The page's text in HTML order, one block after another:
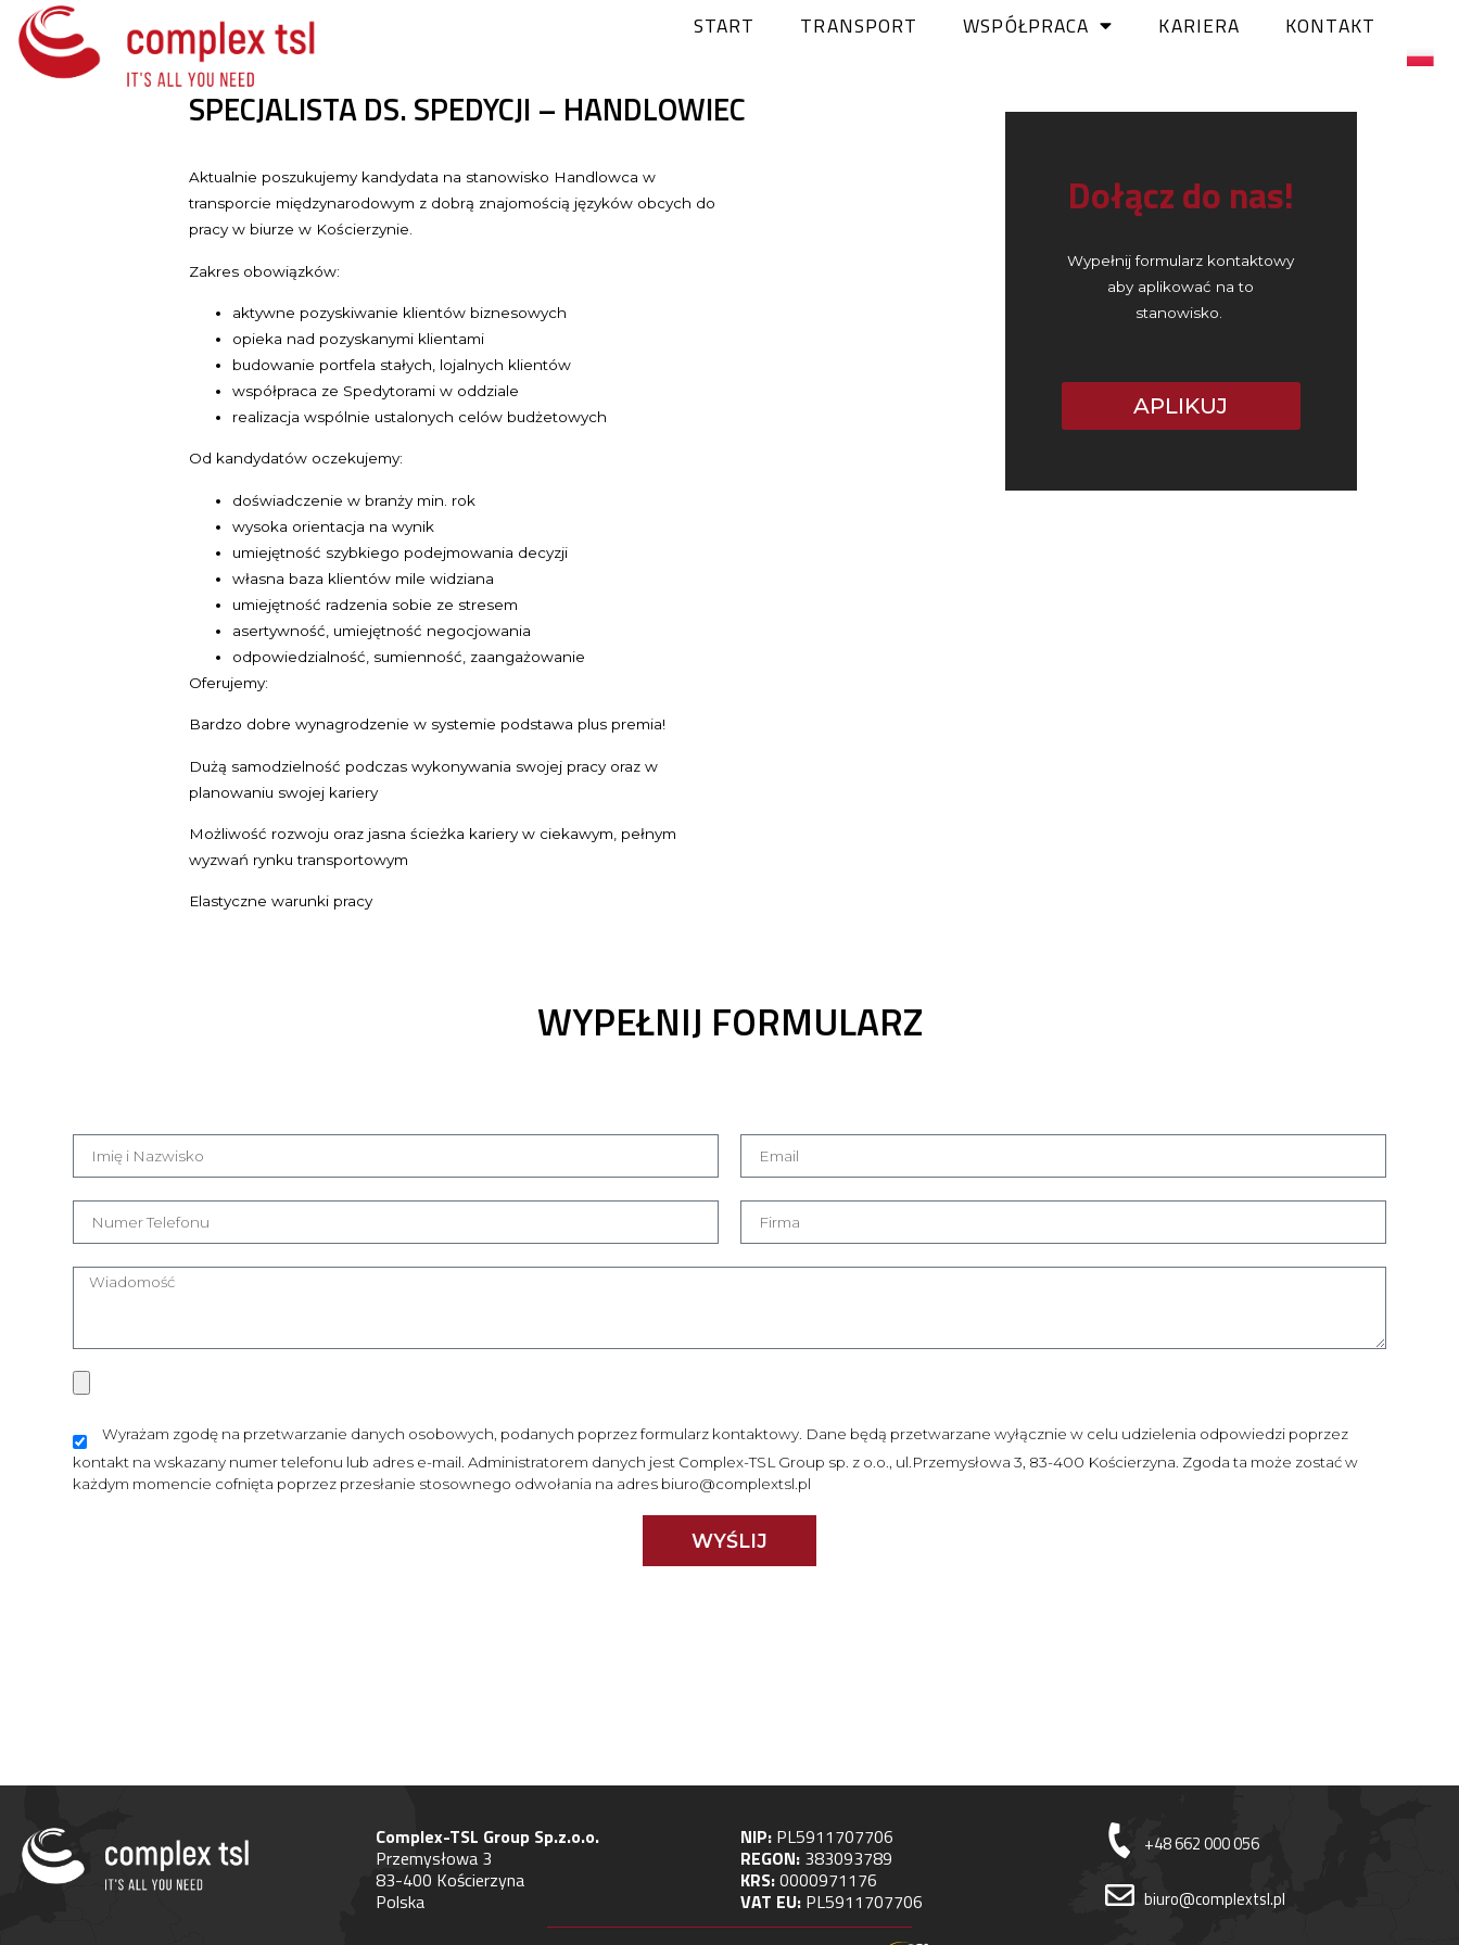
START TRANSPORT WSPÓŁPRACA KARIERA KONTAKT
SPECJALISTA DS. SPEDYCJI – HANDLOWIEC
Aktualnie poszukujemy kandydata na stanowisko Handlowca w
transporcie międzynarodowym z dobrą znajomością języków obcych do
pracy w biurze w Kościerzynie.
Zakres obowiązków:
aktywne pozyskiwanie klientów biznesowych
opieka nad pozyskanymi klientami
budowanie portfela stałych, lojalnych klientów
współpraca ze Spedytorami w oddziale
realizacja wspólnie ustalonych celów budżetowych
Od kandydatów oczekujemy:
doświadczenie w branży min. rok
wysoka orientacja na wynik
umiejętność szybkiego podejmowania decyzji
własna baza klientów mile widziana
umiejętność radzenia sobie ze stresem
asertywność, umiejętność negocjowania
odpowiedzialność, sumienność, zaangażowanie
Oferujemy:
Bardzo dobre wynagrodzenie w systemie podstawa plus premia!
Dużą samodzielność podczas wykonywania swojej pracy oraz w
planowaniu swojej kariery
Możliwość rozwoju oraz jasna ścieżka kariery w ciekawym, pełnym
wyzwań rynku transportowym
Elastyczne warunki pracy
Dołącz do nas!
Wypełnij formularz kontaktowy
aby aplikować na to
stanowisko.
APLIKUJ
WYPEŁNIJ FORMULARZ
Wyrażam zgodę na przetwarzanie danych osobowych, podanych poprzez formularz kontaktowy. Dane będą przetwarzane wyłącznie w celu udzielenia odpowiedzi poprzez
kontakt na wskazany numer telefonu lub adres e-mail. Administratorem danych jest Complex-TSL Group sp. z o.o., ul.Przemysłowa 3, 83-400 Kościerzyna. Zgoda ta może zostać w
każdym momencie cofnięta poprzez przesłanie stosownego odwołania na adres biuro@complextsl.pl
WYŚLIJ
Complex-TSL Group Sp.z.o.o.
Przemysłowa 3
83-400 Kościerzyna
Polska
NIP: PL5911707706
REGON: 383093789
KRS:0000971176
VAT EU: PL5911707706
+48 662 000 056
biuro@complextsl.pl